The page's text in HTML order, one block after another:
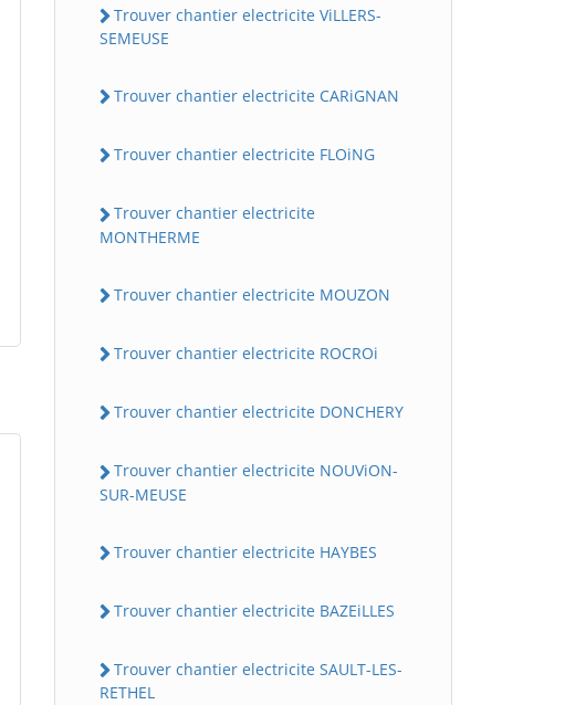
Trouver chantier electricite ViLLERS-
SEMEUSE
Trouver chantier electricite CARiGNAN
Trouver chantier electricite FLOiNG
Trouver chantier electricite
MONTHERME
Trouver chantier electricite MOUZON
Trouver chantier electricite ROCROi
Trouver chantier electricite DONCHERY
Trouver chantier electricite NOUViON-
SUR-MEUSE
Trouver chantier electricite HAYBES
Trouver chantier electricite BAZEiLLES
Trouver chantier electricite SAULT-LES-
RETHEL